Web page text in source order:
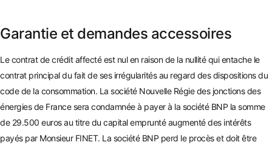
Garantie et demandes accessoires
Le contrat de crédit affecté est nul en raison de la nullité qui entache le
contrat principal du fait de ses irrégularités au regard des dispositions du
code de la consommation. La société Nouvelle Régie des jonctions des
énergies de France sera condamnée à payer à la société BNP la somme
de 29.500 euros au titre du capital emprunté augmenté des intérêts
payés par Monsieur FINET. La société BNP perd le procès et doit être